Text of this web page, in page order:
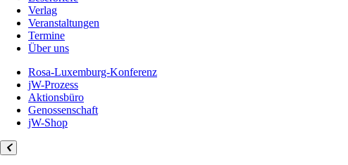
Verlag
Veranstaltungen
Termine
Über uns
Rosa-Luxemburg-Konferenz
jW-Prozess
Aktionsbüro
Genossenschaft
jW-Shop